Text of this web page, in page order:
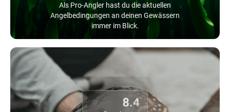
Als Pro-Angler hast du die aktuellen
Angelbedingungen an deinen Gewässern
immer im Blick.